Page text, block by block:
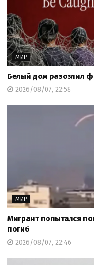
МИР
Белый дом разозлил
2026/08/07, 22:58
МИР
Мигрант попытался
погиб
2026/08/07, 22:46